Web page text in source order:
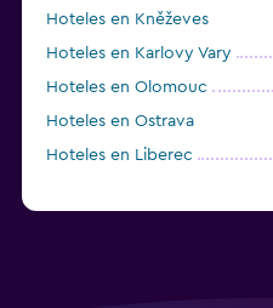
Hoteles en Kněževes
Hoteles en Karlovy Vary
Hoteles en Olomouc
Hoteles en Ostrava
Hoteles en Liberec